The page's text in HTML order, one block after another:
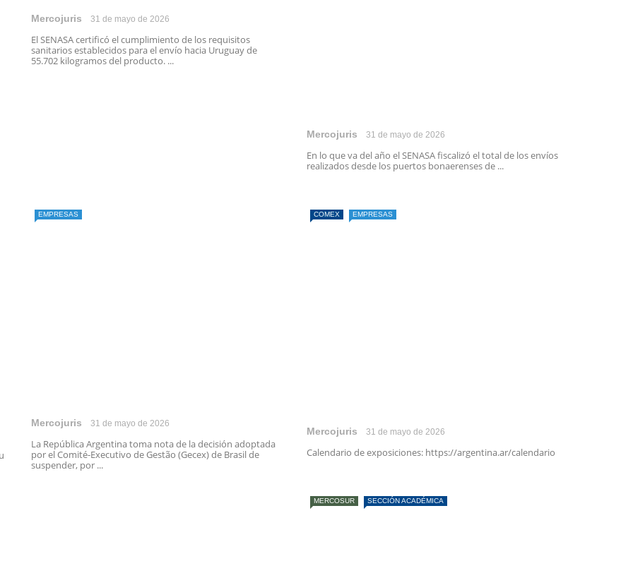
Mercojuris 31 de mayo de 2026
El SENASA certificó el cumplimiento de los requisitos
sanitarios establecidos para el envío hacia Uruguay de
55.702 kilogramos del producto. ...
Mercojuris 31 de mayo de 2026
En lo que va del año el SENASA fiscalizó el total de los envíos
realizados desde los puertos bonaerenses de ...
EMPRESAS
Mercojuris 31 de mayo de 2026
La República Argentina toma nota de la decisión adoptada
por el Comité-Executivo de Gestão (Gecex) de Brasil de
suspender, por ...
COMEX EMPRESAS
Mercojuris 31 de mayo de 2026
Calendario de exposiciones: https://argentina.ar/calendario
MERCOSUR SECCIÓN ACADÉMICA